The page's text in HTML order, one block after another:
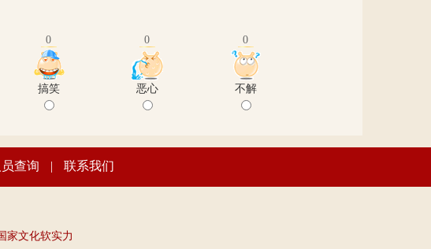
0 0 0
搞笑 恶心 不解
员查询 | 联系我们
家文化软实力